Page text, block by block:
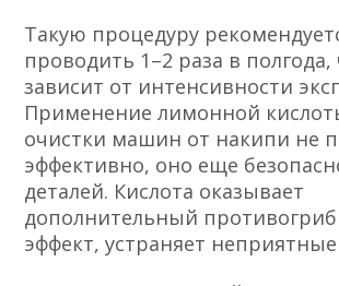
Такую процедуру
проводить 1–2 раза в полгода,
зависит от интенсивности
Применение лимонной
очистки машин от накипи не
эффективно, оно еще
деталей. Кислота оказывает
дополнительный
эффект, устраняет неприятные